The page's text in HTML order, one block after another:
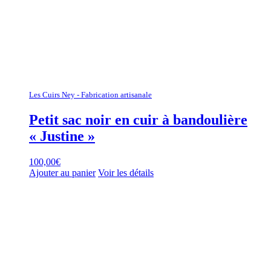
Les Cuirs Ney - Fabrication artisanale
Petit sac noir en cuir à bandoulière
« Justine »
100,00€
Ajouter au panier Voir les détails